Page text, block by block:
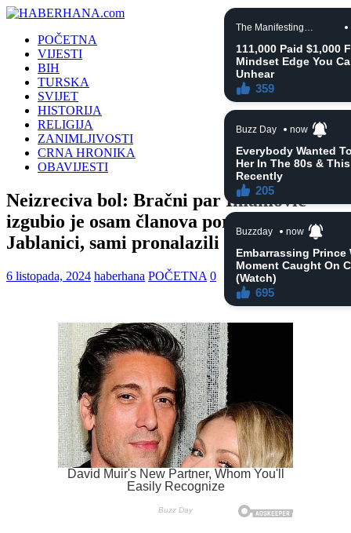
POČETNA
VIJESTI
BIH
TURSKA
SVIJET
HISTORIJA
RELIGIJA
ZANIMLJIVOSTI
CRNA HRONIKA
OBAVIJESTI
Neizreciva bol: Bračni par Imamović
izgubio je osam članova porodice u
Jablanici, sami pronalazili tijela (VIDEO)
6 listopada, 2024 haberhana POČETNA 0